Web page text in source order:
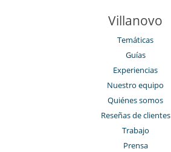
Villanovo
Temáticas
Guías
Experiencias
Nuestro equipo
Quiénes somos
Reseñas de clientes
Trabajo
Prensa